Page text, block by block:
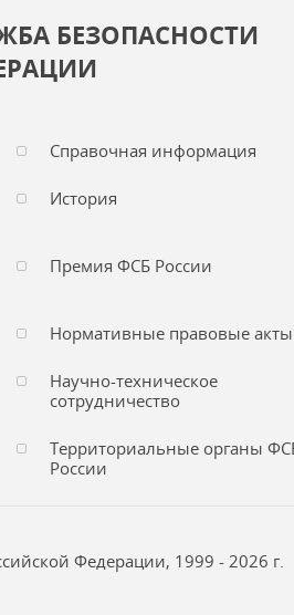
БЕЗОПАСНОСТИ
Справочная информация
История
Премия ФСБ России
Нормативные правовые акты
Научно-техническое
сотрудничество
Территориальные органы
России
Федерации, 1999 - 2026 г.